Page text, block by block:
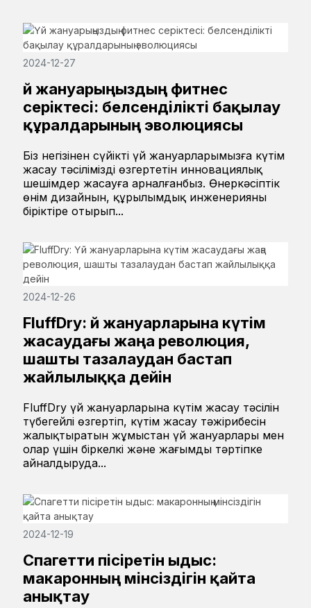
2024-12-27
Үй жануарыңыздың фитнес
серіктесі: белсенділікті бақылау
құралдарының эволюциясы
Біз негізінен сүйікті үй жануарларымызға күтім
жасау тәсілімізді өзгертетін инновациялық
шешімдер жасауға арналғанбыз. Өнеркәсіптік
өнім дизайнын, құрылымдық инженерияны
біріктіре отырып...
2024-12-26
FluffDry: Үй жануарларына күтім
жасаудағы жаңа революция,
шашты тазалаудан бастап
жайлылыққа дейін
FluffDry үй жануарларына күтім жасау тәсілін
түбегейлі өзгертіп, күтім жасау тәжірибесін
жалықтыратын жұмыстан үй жануарлары мен
олар үшін біркелкі және жағымды тәртіпке
айналдыруда...
2024-12-19
Спагетти пісіретін ыдыс:
макаронның мінсіздігін қайта
анықтау